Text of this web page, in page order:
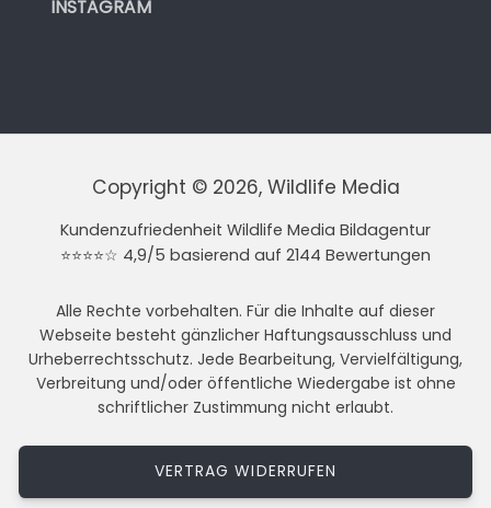
INSTAGRAM
Copyright © 2026, Wildlife Media
Kundenzufriedenheit Wildlife Media Bildagentur
⭐⭐⭐⭐☆ 4,9/5 basierend auf 2144 Bewertungen
Alle Rechte vorbehalten. Für die Inhalte auf dieser
Webseite besteht gänzlicher Haftungsausschluss und
Urheberrechtsschutz. Jede Bearbeitung, Vervielfältigung,
Verbreitung und/oder öffentliche Wiedergabe ist ohne
schriftlicher Zustimmung nicht erlaubt.
VERTRAG WIDERRUFEN